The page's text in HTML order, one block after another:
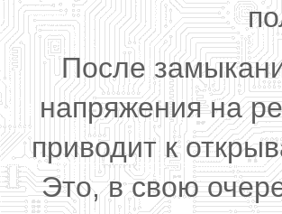
После
напряжения на
приводит к
Это, в свою